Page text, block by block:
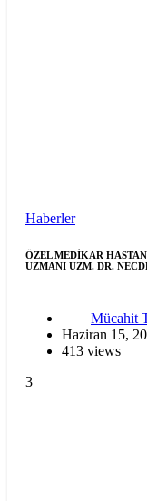
Haberler
ÖZEL MEDİKAR
UZMANI UZM. DR.
Mücahit
Haziran 15,
413 views
3